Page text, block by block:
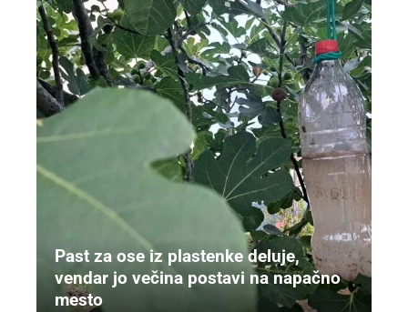
Past za ose iz plastenke deluje,
vendar jo večina postavi na napačno
mesto